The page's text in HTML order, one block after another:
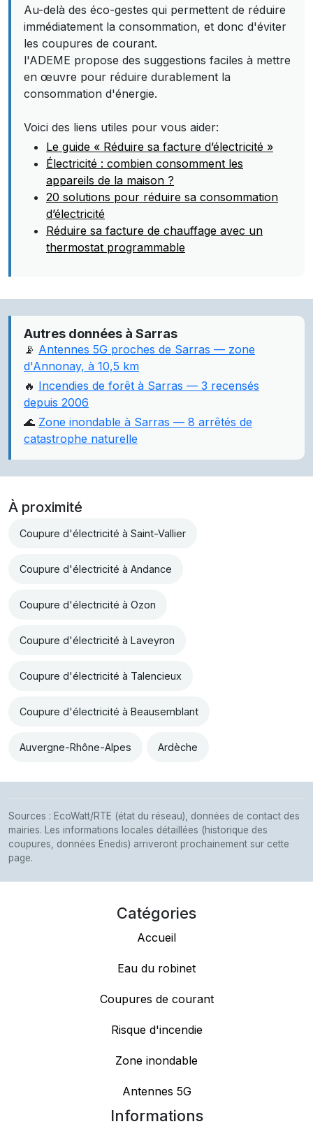
Au-delà des éco-gestes qui permettent de réduire
immédiatement la consommation, et donc d'éviter
les coupures de courant.
l'ADEME propose des suggestions faciles à mettre
en œuvre pour réduire durablement la
consommation d'énergie.
Voici des liens utiles pour vous aider:
Le guide « Réduire sa facture d’électricité »
Électricité : combien consomment les
appareils de la maison ?
20 solutions pour réduire sa consommation
d’électricité
Réduire sa facture de chauffage avec un
thermostat programmable
Autres données à Sarras
📡 Antennes 5G proches de Sarras — zone
d'Annonay, à 10,5 km
🔥 Incendies de forêt à Sarras — 3 recensés
depuis 2006
🌊 Zone inondable à Sarras — 8 arrêtés de
catastrophe naturelle
À proximité
Coupure d'électricité à Saint-Vallier
Coupure d'électricité à Andance
Coupure d'électricité à Ozon
Coupure d'électricité à Laveyron
Coupure d'électricité à Talencieux
Coupure d'électricité à Beausemblant
Auvergne-Rhône-Alpes Ardèche
Sources : EcoWatt/RTE (état du réseau), données de contact des
mairies. Les informations locales détaillées (historique des
coupures, données Enedis) arriveront prochainement sur cette
page.
Catégories
Accueil
Eau du robinet
Coupures de courant
Risque d'incendie
Zone inondable
Antennes 5G
Informations